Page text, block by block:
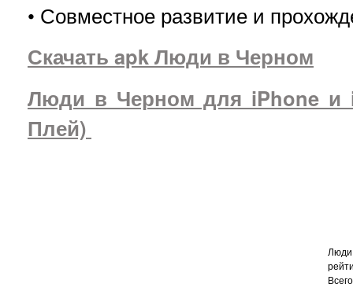
• Совместное развитие и
Скачать apk Люди в Черном
Люди в Черном для iPhone и
Плей)
Люди